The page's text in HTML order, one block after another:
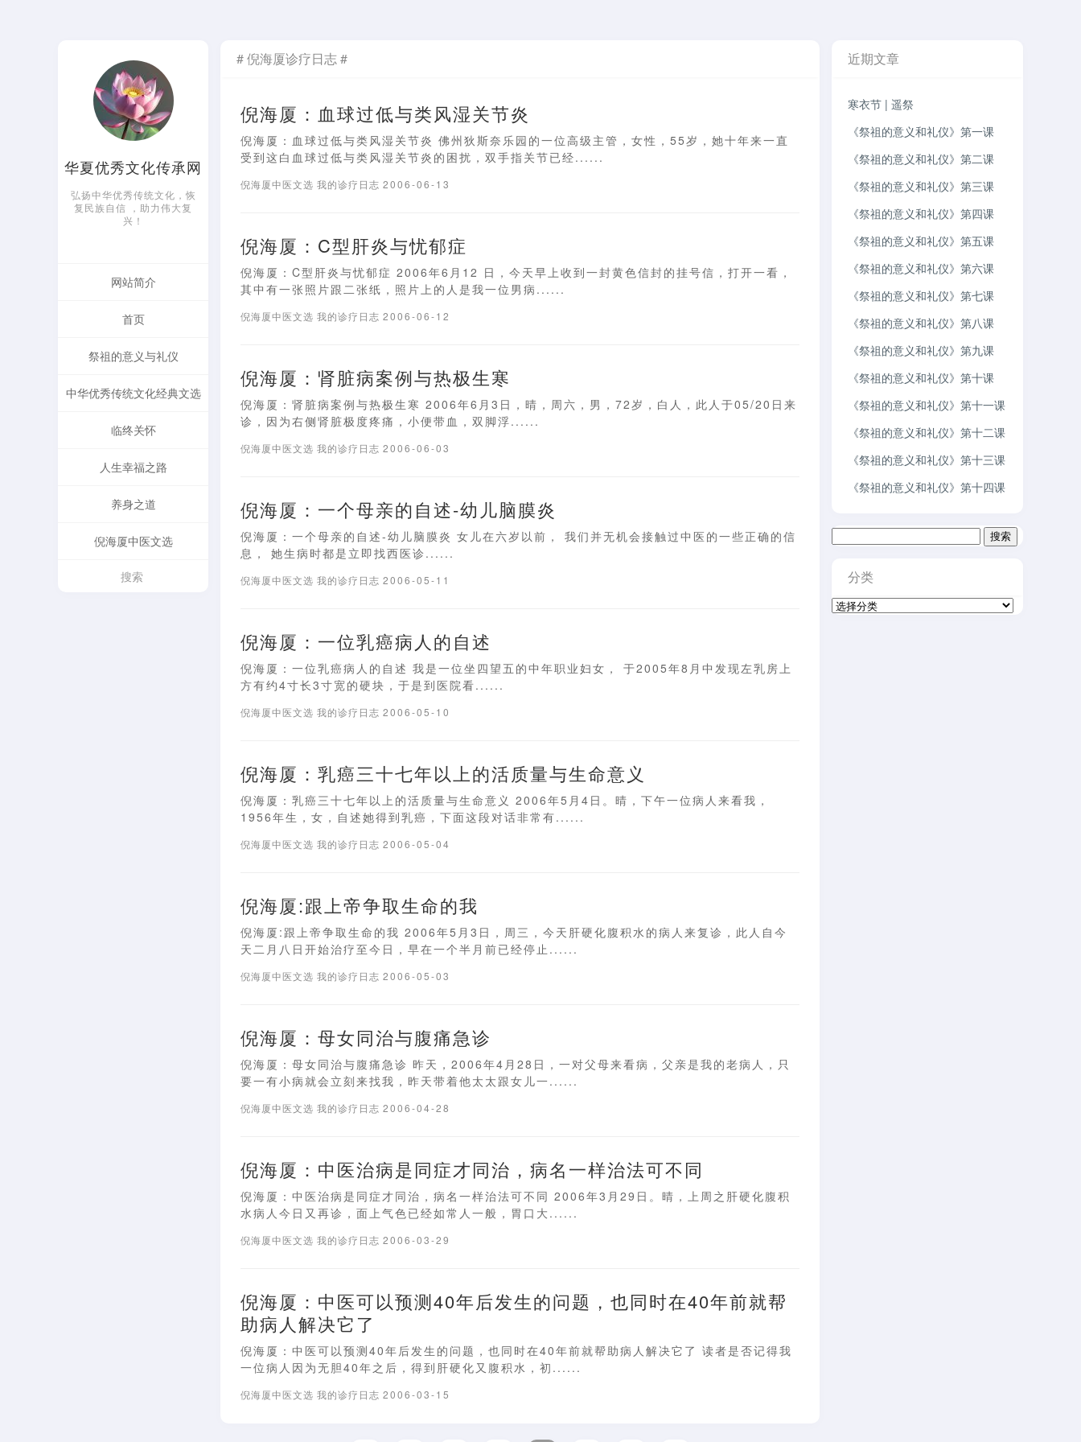
华夏优秀文化传承网
弘扬中华优秀传统文化，恢
复民族自信 ，助力伟大复
兴！
网站简介
首页
祭祖的意义与礼仪
中华优秀传统文化经典文选
临终关怀
人生幸福之路
养身之道
倪海厦中医文选
# 倪海厦诊疗日志 #
倪海厦：血球过低与类风湿关节炎
倪海厦：血球过低与类风湿关节炎 佛州狄斯奈乐园的一位高级主管，女性，55岁，她十年来一直
受到这白血球过低与类风湿关节炎的困扰，双手指关节已经......
倪海厦中医文选我的诊疗日志2006-06-13
倪海厦：C型肝炎与忧郁症
倪海厦：C型肝炎与忧郁症 2006年6月12 日，今天早上收到一封黄色信封的挂号信，打开一看，
其中有一张照片跟二张纸，照片上的人是我一位男病......
倪海厦中医文选我的诊疗日志2006-06-12
倪海厦：肾脏病案例与热极生寒
倪海厦：肾脏病案例与热极生寒 2006年6月3日，晴，周六，男，72岁，白人，此人于05/20日来
诊，因为右侧肾脏极度疼痛，小便带血，双脚浮......
倪海厦中医文选我的诊疗日志2006-06-03
倪海厦：一个母亲的自述-幼儿脑膜炎
倪海厦：一个母亲的自述-幼儿脑膜炎 女儿在六岁以前， 我们并无机会接触过中医的一些正确的信
息， 她生病时都是立即找西医诊......
倪海厦中医文选我的诊疗日志2006-05-11
倪海厦：一位乳癌病人的自述
倪海厦：一位乳癌病人的自述 我是一位坐四望五的中年职业妇女， 于2005年8月中发现左乳房上
方有约4寸长3寸宽的硬块，于是到医院看......
倪海厦中医文选我的诊疗日志2006-05-10
倪海厦：乳癌三十七年以上的活质量与生命意义
倪海厦：乳癌三十七年以上的活质量与生命意义 2006年5月4日。晴，下午一位病人来看我，
1956年生，女，自述她得到乳癌，下面这段对话非常有......
倪海厦中医文选我的诊疗日志2006-05-04
倪海厦:跟上帝争取生命的我
倪海厦:跟上帝争取生命的我 2006年5月3日，周三，今天肝硬化腹积水的病人来复诊，此人自今
天二月八日开始治疗至今日，早在一个半月前已经停止......
倪海厦中医文选我的诊疗日志2006-05-03
倪海厦：母女同治与腹痛急诊
倪海厦：母女同治与腹痛急诊 昨天，2006年4月28日，一对父母来看病，父亲是我的老病人，只
要一有小病就会立刻来找我，昨天带着他太太跟女儿一......
倪海厦中医文选我的诊疗日志2006-04-28
倪海厦：中医治病是同症才同治，病名一样治法可不同
倪海厦：中医治病是同症才同治，病名一样治法可不同 2006年3月29日。晴，上周之肝硬化腹积
水病人今日又再诊，面上气色已经如常人一般，胃口大......
倪海厦中医文选我的诊疗日志2006-03-29
倪海厦：中医可以预测40年后发生的问题，也同时在40年前就帮
助病人解决它了
倪海厦：中医可以预测40年后发生的问题，也同时在40年前就帮助病人解决它了 读者是否记得我
一位病人因为无胆40年之后，得到肝硬化又腹积水，初......
倪海厦中医文选我的诊疗日志2006-03-15
近期文章
寒衣节 | 遥祭
《祭祖的意义和礼仪》第一课
《祭祖的意义和礼仪》第二课
《祭祖的意义和礼仪》第三课
《祭祖的意义和礼仪》第四课
《祭祖的意义和礼仪》第五课
《祭祖的意义和礼仪》第六课
《祭祖的意义和礼仪》第七课
《祭祖的意义和礼仪》第八课
《祭祖的意义和礼仪》第九课
《祭祖的意义和礼仪》第十课
《祭祖的意义和礼仪》第十一课
《祭祖的意义和礼仪》第十二课
《祭祖的意义和礼仪》第十三课
《祭祖的意义和礼仪》第十四课
搜
分类
分